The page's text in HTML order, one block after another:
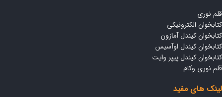
قلم نوری
کتابخوان الکترونیکی
کتابخوان کیندل آمازون
کتابخوان کیندل اوآسیس
کتابخوان کیندل پیپر وایت
قلم نوری وکام
لینک های مفید